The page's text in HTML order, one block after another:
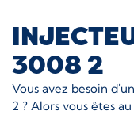
3008 2
Vous avez besoin
2 ? Alors vous êtes